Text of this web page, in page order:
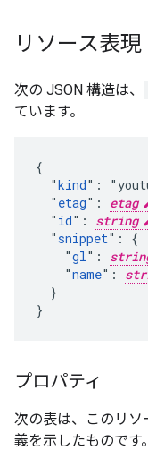
リソース表現
次の JSON 構造は、
ています。
{
  "
kind":
  "
etag": etag
  "
id": string
  "
snippet": {
    "
gl":
    "
name":
  }
}
プロパティ
次の表は、このリソ
義を示したものです。